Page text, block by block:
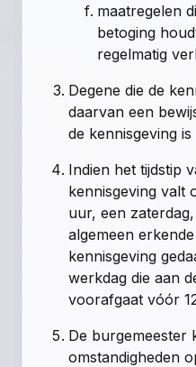
maatregelen
betoging
regelmatig
Degene die de
daarvan een
de kennisgeving
Indien het tijdstip
kennisgeving valt
uur, een
algemeen
kennisgeving
werkdag die aan
voorafgaat vóór
De burgemeester
omstandigheden